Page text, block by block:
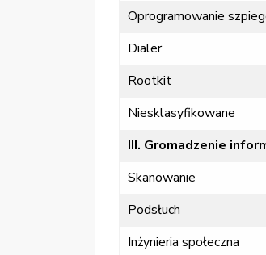
Oprogramowanie
Dialer
Rootkit
Niesklasyfikowane
III. Gromadzenie
Skanowanie
Podsłuch
Inżynieria społeczna